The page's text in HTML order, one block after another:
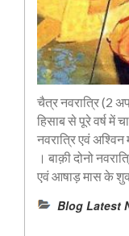
चैत्र नवरात्रि (2
हिसाब से पूरे वर्ष में
नवरात्रि एवं अश्विन
। बाक़ी दोनो
एवं आषाड़ मास के
Blog Latest